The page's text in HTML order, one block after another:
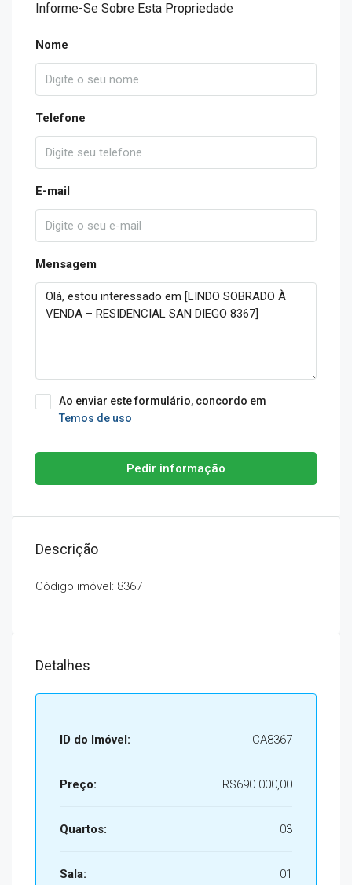
Informe-Se Sobre Esta Propriedade
Nome
Telefone
E-mail
Mensagem
Ao enviar este formulário, concordo em
Temos de uso
Pedir informação
Descrição
Código imóvel: 8367
Detalhes
ID do Imóvel: CA8367
Preço: R$690.000,00
Quartos: 03
Sala: 01